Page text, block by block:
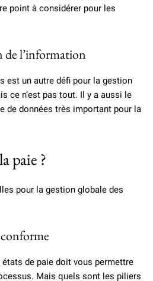
point à considérer pour les
de l’information
est un autre défi pour la gestion
ce n’est pas tout. Il y a aussi le
de données très important pour la
paie ?
pour la gestion globale des
de paie doit vous permettre
Mais quels sont les piliers